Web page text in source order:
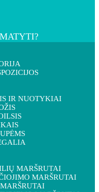
IR NUOTYKIAI
MARŠRUTAI
MARŠRUTAI